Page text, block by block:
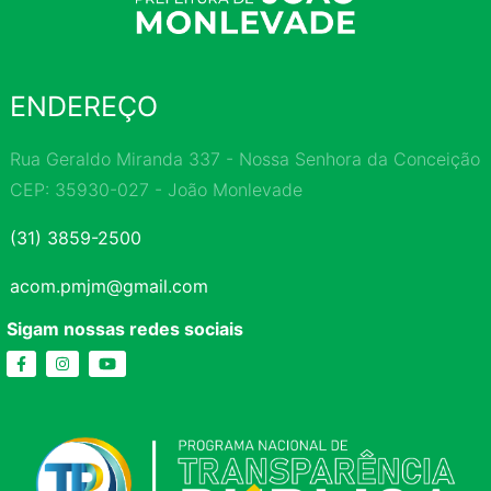
ENDEREÇO
Rua Geraldo Miranda 337 - Nossa Senhora da Conceição
CEP: 35930-027 - João Monlevade
(31) 3859-2500
acom.pmjm@gmail.com
Sigam nossas redes sociais